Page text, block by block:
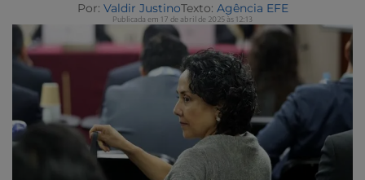
Por: Valdir JustinoTexto: Agência EFE
Publicada em 17 de abril de 2025 às 12:13